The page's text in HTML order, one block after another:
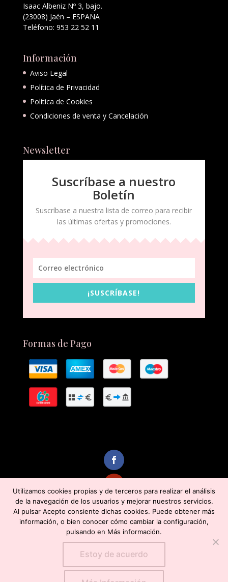
Isaac Albeniz Nº 3, bajo.
(23008) Jaén – ESPAÑA
Teléfono: 953 22 52 11
Información
Aviso Legal
Política de Privacidad
Política de Cookies
Condiciones de venta y Cancelación
Newsletter
Suscríbase a nuestro
Boletín
Suscríbase a nuestra lista de correo para recibir
las últimas ofertas y promociones.
¡SUSCRÍBASE!
Formas de Pago
Copyright 2019 Teresa Cívico - Diseño y Desarrollo
Utilizamos cookies propias y de terceros para realizar el análisis
de la navegación de los usuarios y mejorar nuestros servicios.
Al pulsar Acepto consiente dichas cookies. Puede obtener más
información, o bien conocer cómo cambiar la configuración,
pulsando en Más información.
Estoy de acuerdo